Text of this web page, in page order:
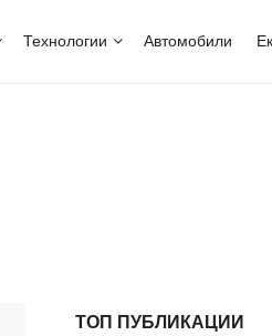
Технологии Автомобили
ТОП ПУБЛИКАЦИИ